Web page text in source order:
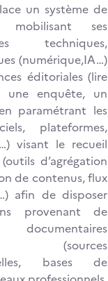
un système de
ses
techniques,
(numérique,IA…)
éditoriales (lire
une enquête, un
paramétrant les
plateformes,
visant le recueil
d’agrégation
de contenus, flux
afin de disposer
provenant de
(sources
bases de